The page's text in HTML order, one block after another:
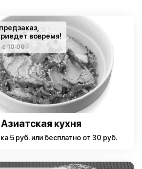
вовремя!
с 10:00
Азиатская кухня
5 руб. или бесплатно от 30 руб.